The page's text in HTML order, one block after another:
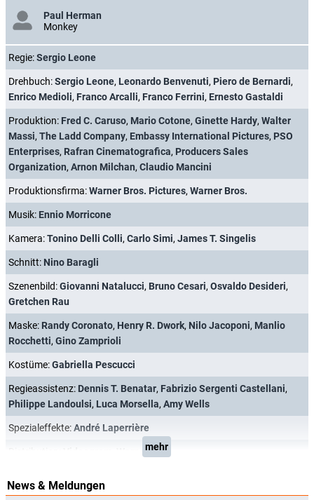
Paul Herman
Monkey
Regie:Sergio Leone
Drehbuch:Sergio Leone, Leonardo Benvenuti, Piero de Bernardi,
Enrico Medioli, Franco Arcalli, Franco Ferrini, Ernesto Gastaldi
Produktion: Fred C. Caruso, Mario Cotone, Ginette Hardy, Walter
Massi, The Ladd Company, Embassy International Pictures, PSO
Enterprises, Rafran Cinematografica, Producers Sales
Organization, Arnon Milchan, Claudio Mancini
Produktionsfirma:Warner Bros. Pictures, Warner Bros.
Musik: Ennio Morricone
Kamera:Tonino Delli Colli, Carlo Simi, James T. Singelis
Schnitt: Nino Baragli
Szenenbild:Giovanni Natalucci, Bruno Cesari, Osvaldo Desideri,
Gretchen Rau
Maske: Randy Coronato, Henry R. Dwork, Nilo Jacoponi, Manlio
Rocchetti, Gino Zamprioli
Kostüme:Gabriella Pescucci
Regieassistenz: Dennis T. Benatar, Fabrizio Sergenti Castellani,
Philippe Landoulsi, Luca Morsella, Amy Wells
Spezialeffekte:André Laperrière
Warner Bros.
mehr
News & Meldungen